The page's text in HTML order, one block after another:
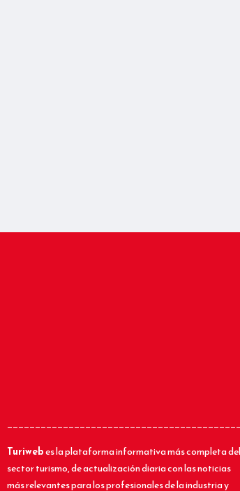
Turiwebes la plataforma informativa más completa del
sector turismo, de actualización diaria con las noticias
más relevantes para los profesionales de la industria y